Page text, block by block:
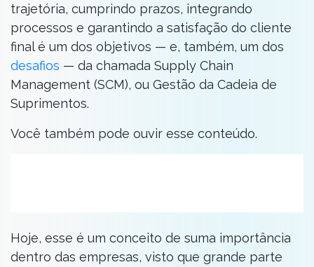
trajetória, cumprindo prazos, integrando
processos e garantindo a satisfação do cliente
final é um dos objetivos — e, também, um dos
desafios — da chamada Supply Chain
Management (SCM), ou Gestão da Cadeia de
Suprimentos.
Você também pode ouvir esse conteúdo.
Hoje, esse é um conceito de suma importância
dentro das empresas, visto que grande parte